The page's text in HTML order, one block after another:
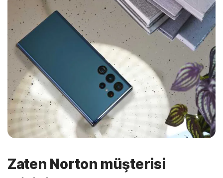
Zaten Norton müşterisi